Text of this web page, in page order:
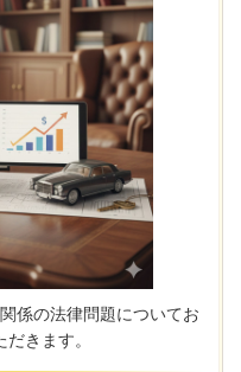
係の法律問題についてお
きます。